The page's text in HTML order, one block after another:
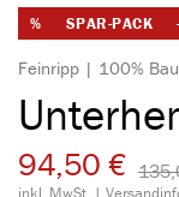
% SPAR-PACK
Feinripp | 100%
94,50 €
inkl. MwSt. |